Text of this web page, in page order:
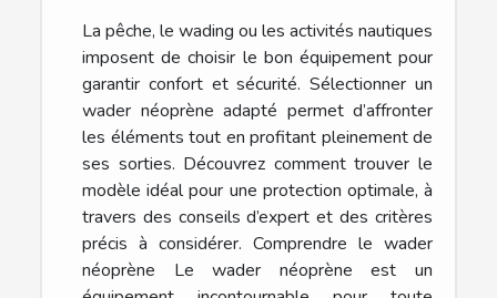
La pêche, le wading ou les activités nautiques
imposent de choisir le bon équipement pour
garantir confort et sécurité. Sélectionner un
wader néoprène adapté permet d’affronter
les éléments tout en profitant pleinement de
ses sorties. Découvrez comment trouver le
modèle idéal pour une protection optimale, à
travers des conseils d’expert et des critères
précis à considérer. Comprendre le wader
néoprène Le wader néoprène est un